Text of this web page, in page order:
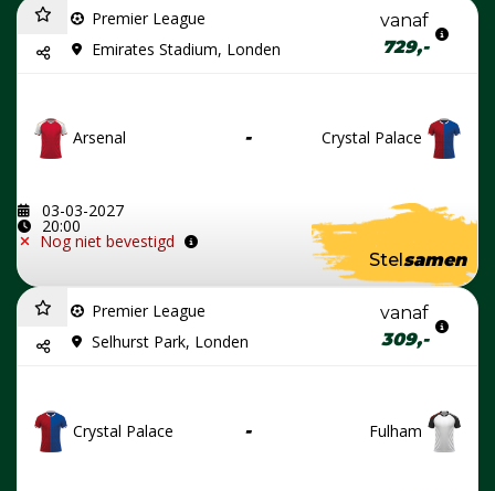
Premier League
Emirates Stadium, Londen
vanaf
729,-
Arsenal - Crystal Palace
03-03-2027
20:00
Nog niet bevestigd
Stelsamen
Premier League
Selhurst Park, Londen
vanaf
309,-
Crystal Palace - Fulham